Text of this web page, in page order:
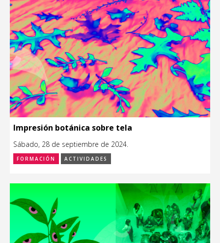
Impresión botánica sobre tela
Sábado, 28 de septiembre de 2024.
FORMACIÓN ACTIVIDADES